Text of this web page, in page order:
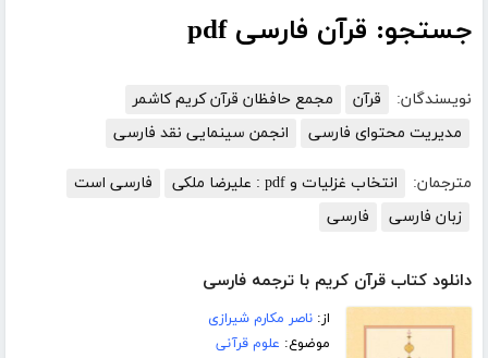
جستجو: قرآن فارسی pdf
نویسندگان: قرآن
مجمع حافظان قرآن کریم کاشمر
مدیریت محتوای فارسی
انجمن سینمایی نقد فارسی
مترجمان: انتخاب غزلیات و pdf : علیرضا ملکی
فارسی است
زبان فارسی
فارسی
دانلود کتاب قرآن کریم با ترجمه فارسی
از:ناصر مکارم شیرازی
موضوع: علوم قرآنی